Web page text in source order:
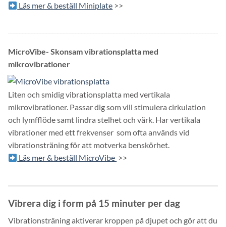
Läs mer & beställ Miniplate >>
MicroVibe- Skonsam vibrationsplatta med
mikrovibrationer
Liten och smidig vibrationsplatta med vertikala
mikrovibrationer. Passar dig som vill stimulera cirkulation
och lymfflöde samt lindra stelhet och värk. Har vertikala
vibrationer med ett frekvenser som ofta används vid
vibrationsträning för att motverka benskörhet.
Läs mer & beställ MicroVibe >>
Vibrera dig i form på 15 minuter per dag
Vibrationsträning aktiverar kroppen på djupet och gör att du